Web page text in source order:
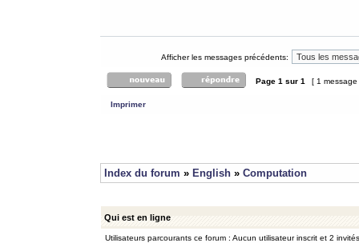
Afficher les messages précédents:
Page 1 sur 1 [ 1
Imprimer
Index du forum » English » Computation
Qui est en ligne
Utilisateurs parcourants ce forum : Aucun utilisateur inscrit et 2 invités